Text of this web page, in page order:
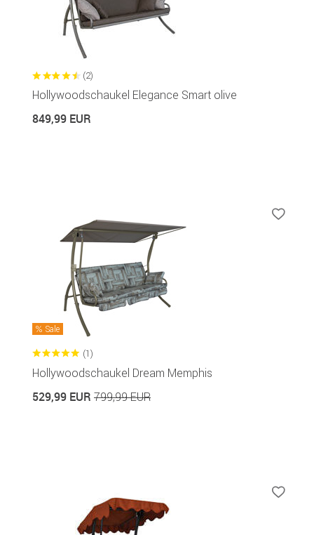
(2)
Hollywoodschaukel Elegance Smart olive
849,99 EUR
Sale
(1)
Hollywoodschaukel Dream Memphis
529,99 EUR 799,99 EUR